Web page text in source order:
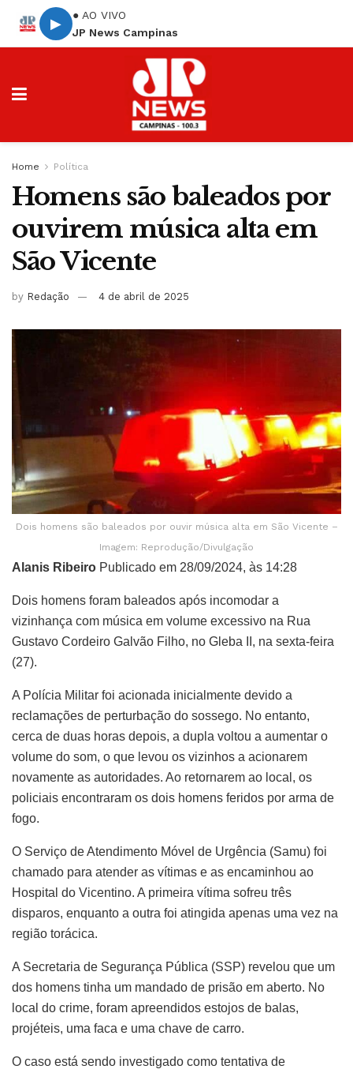
▶
● AO VIVO
JP News Campinas
Home Política
Homens são baleados por
ouvirem música alta em
São Vicente
by Redação 4 de abril de 2025
Dois homens são baleados por ouvir música alta em São Vicente –
Imagem: Reprodução/Divulgação
Alanis Ribeiro Publicado em 28/09/2024, às 14:28
Dois homens foram baleados após incomodar a
vizinhança com música em volume excessivo na Rua
Gustavo Cordeiro Galvão Filho, no Gleba II, na sexta-feira
(27).
A Polícia Militar foi acionada inicialmente devido a
reclamações de perturbação do sossego. No entanto,
cerca de duas horas depois, a dupla voltou a aumentar o
volume do som, o que levou os vizinhos a acionarem
novamente as autoridades. Ao retornarem ao local, os
policiais encontraram os dois homens feridos por arma de
fogo.
O Serviço de Atendimento Móvel de Urgência (Samu) foi
chamado para atender as vítimas e as encaminhou ao
Hospital do Vicentino. A primeira vítima sofreu três
disparos, enquanto a outra foi atingida apenas uma vez na
região torácica.
A Secretaria de Segurança Pública (SSP) revelou que um
dos homens tinha um mandado de prisão em aberto. No
local do crime, foram apreendidos estojos de balas,
projéteis, uma faca e uma chave de carro.
O caso está sendo investigado como tentativa de